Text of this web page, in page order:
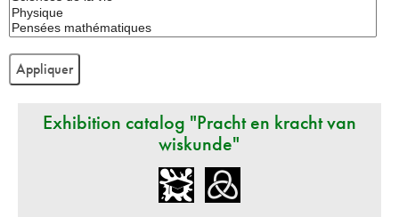
Exhibition catalog "Pracht en kracht van
wiskunde"